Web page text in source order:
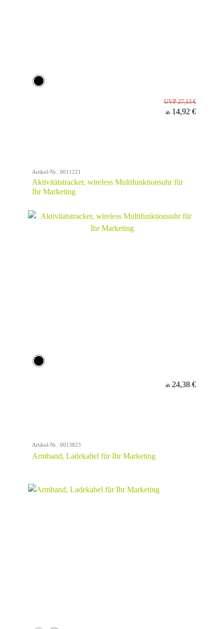
UVP 27,13 €
ab 14,92 €
Artikel-Nr.: 0011221
Aktivitätstracker, wireless Multifunktionsuhr für
Ihr Marketing
ab 24,38 €
Artikel-Nr.: 0013823
Armband, Ladekabel für Ihr Marketing